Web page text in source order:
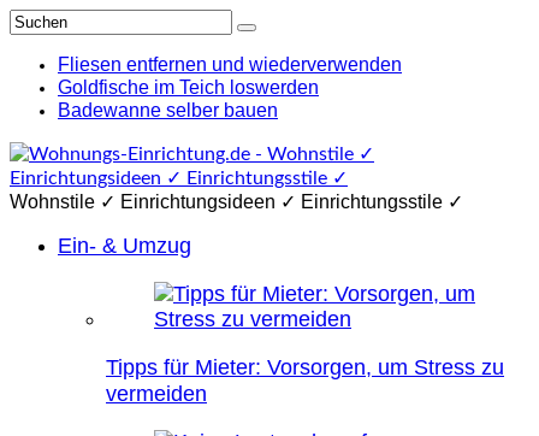
Fliesen entfernen und wiederverwenden
Goldfische im Teich loswerden
Badewanne selber bauen
Wohnstile ✓ Einrichtungsideen ✓ Einrichtungsstile ✓
Ein- & Umzug
Tipps für Mieter: Vorsorgen, um Stress zu
vermeiden